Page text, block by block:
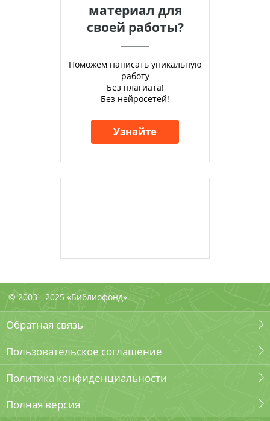
материал для
своей работы?
Поможем написать уникальную
работу
Без плагиата!
Без нейросетей!
Узнайте
© 2003 - 2025 «Библиофонд»
Обратная связь
Пользовательское соглашение
Политика конфиденциальности
Полная версия